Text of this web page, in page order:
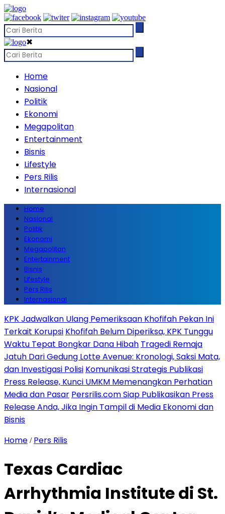
✖
Home
Nasional
Politik
Ekonomi
Megapolitan
Entertainment
Bisnis
Lifestyle
Pers Rilis
Internasional
Home
Nasional
Politik
Ekonomi
Megapolitan
Entertainment
Bisnis
Lifestyle
Pers Rilis
Internasional
KPK Jadwalkan Ulang Pemeriksaan Khofifah Pekan Ini
Terkait Korupsi Khofifah Belum Diperiksa, KPK Tunggu
Waktu Tepat Bongkar Dana Hibah Tragedi Remaja
Jatuh Dari Gedung Lotte Avenue: Kronologi, Saksi Mata,
dan Investigasi Polisi Komunikasi Strategis Publikasi
Press Release, Kunci UMKM Memenangkan Perhatian
Media dan Pasar Persrilis.com Siap Publikasikan Press
Release Anda, Jika Ingin Tampil di Media Ekonomi dan
Bisnis
Home / Pers Rilis
Texas Cardiac
Arrhythmia Institute di St.